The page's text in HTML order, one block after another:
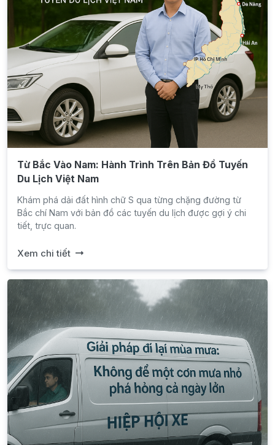
Từ Bắc Vào Nam: Hành Trình Trên Bản Đồ Tuyến
Du Lịch Việt Nam
Khám phá dải đất hình chữ S qua từng chặng đường từ
Bắc chí Nam với bản đồ các tuyến du lịch được gợi ý chi
tiết, trực quan.
Xem chi tiết